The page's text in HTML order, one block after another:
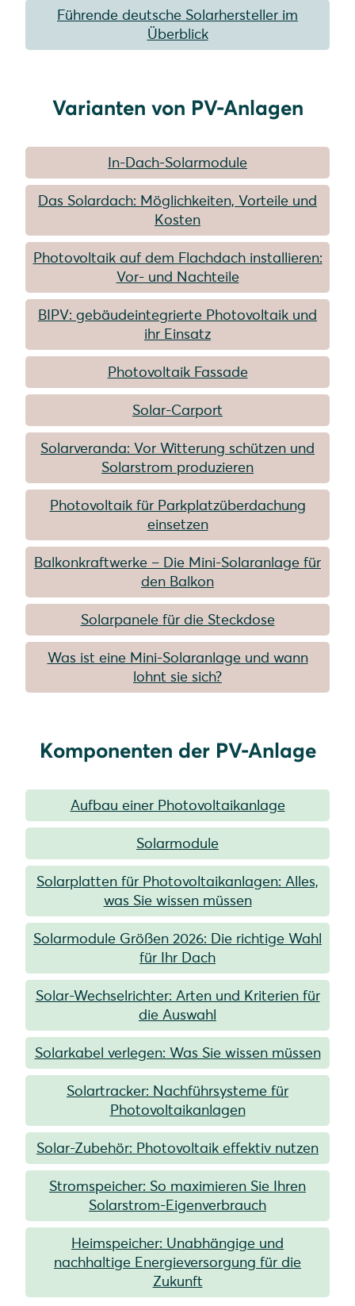
Führende deutsche Solarhersteller im
Überblick
Varianten von PV-Anlagen
In-Dach-Solarmodule
Das Solardach: Möglichkeiten, Vorteile und
Kosten
Photovoltaik auf dem Flachdach installieren:
Vor- und Nachteile
BIPV: gebäudeintegrierte Photovoltaik und
ihr Einsatz
Photovoltaik Fassade
Solar-Carport
Solarveranda: Vor Witterung schützen und
Solarstrom produzieren
Photovoltaik für Parkplatzüberdachung
einsetzen
Balkonkraftwerke – Die Mini-Solaranlage für
den Balkon
Solarpanele für die Steckdose
Was ist eine Mini-Solaranlage und wann
lohnt sie sich?
Komponenten der PV-Anlage
Aufbau einer Photovoltaikanlage
Solarmodule
Solarplatten für Photovoltaikanlagen: Alles,
was Sie wissen müssen
Solarmodule Größen 2026: Die richtige Wahl
für Ihr Dach
Solar-Wechselrichter: Arten und Kriterien für
die Auswahl
Solarkabel verlegen: Was Sie wissen müssen
Solartracker: Nachführsysteme für
Photovoltaikanlagen
Solar-Zubehör: Photovoltaik effektiv nutzen
Stromspeicher: So maximieren Sie Ihren
Solarstrom-Eigenverbrauch
Heimspeicher: Unabhängige und
nachhaltige Energieversorgung für die
Zukunft